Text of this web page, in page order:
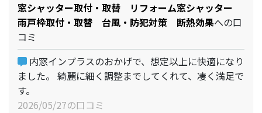
窓シャッター取付・取替 リフォーム窓シャッター
雨戸枠取付・取替 台風・防犯対策 断熱効果への口
コミ
内窓インプラスのおかげで、想定以上に快適になり
ました。 綺麗に細く調整までしてくれて、凄く満足で
す。
2026/05/27の口コミ